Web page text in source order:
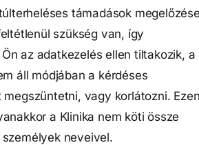
támadások
szükség van, így
az adatkezelés ellen tiltakozik, a
áll módjában a kérdéses
megszüntetni, vagy korlátozni.
a Klinika nem köti össze
neveivel.